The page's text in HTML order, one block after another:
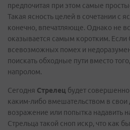
предпочитая при этом самые
Такая ясность целей в сочетании с
конечно, впечатляюще. Однако не
оказывается самым коротким. Если
всевозможных помех и
поискать обходные пути вместо
напролом.
Сегодня Стрелец будет
каким-либо вмешательством в
возражение или попытка надавить
Стрельца такой сноп искр, что как